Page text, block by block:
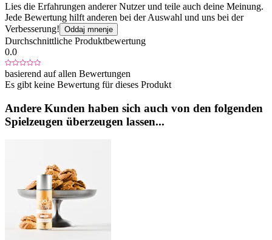
Lies die Erfahrungen anderer Nutzer und teile auch deine Meinung.
Jede Bewertung hilft anderen bei der Auswahl und uns bei der
Verbesserung! Oddaj mnenje
Durchschnittliche Produktbewertung
0.0
basierend auf allen Bewertungen
Es gibt keine Bewertung für dieses Produkt
Andere Kunden haben sich auch von den folgenden
Spielzeugen überzeugen lassen...